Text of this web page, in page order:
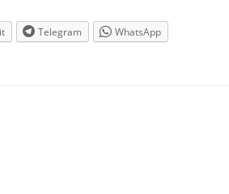
Telegram
WhatsApp